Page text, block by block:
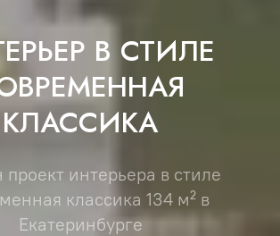
В СТИЛЕ
КЛАССИКА
интерьера в стиле
классика 134 м² в
Екатеринбурге